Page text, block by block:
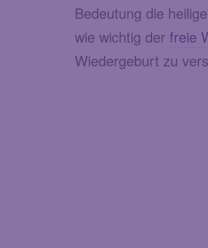
Bedeutung die
wie wichtig der freie
Wiedergeburt zu